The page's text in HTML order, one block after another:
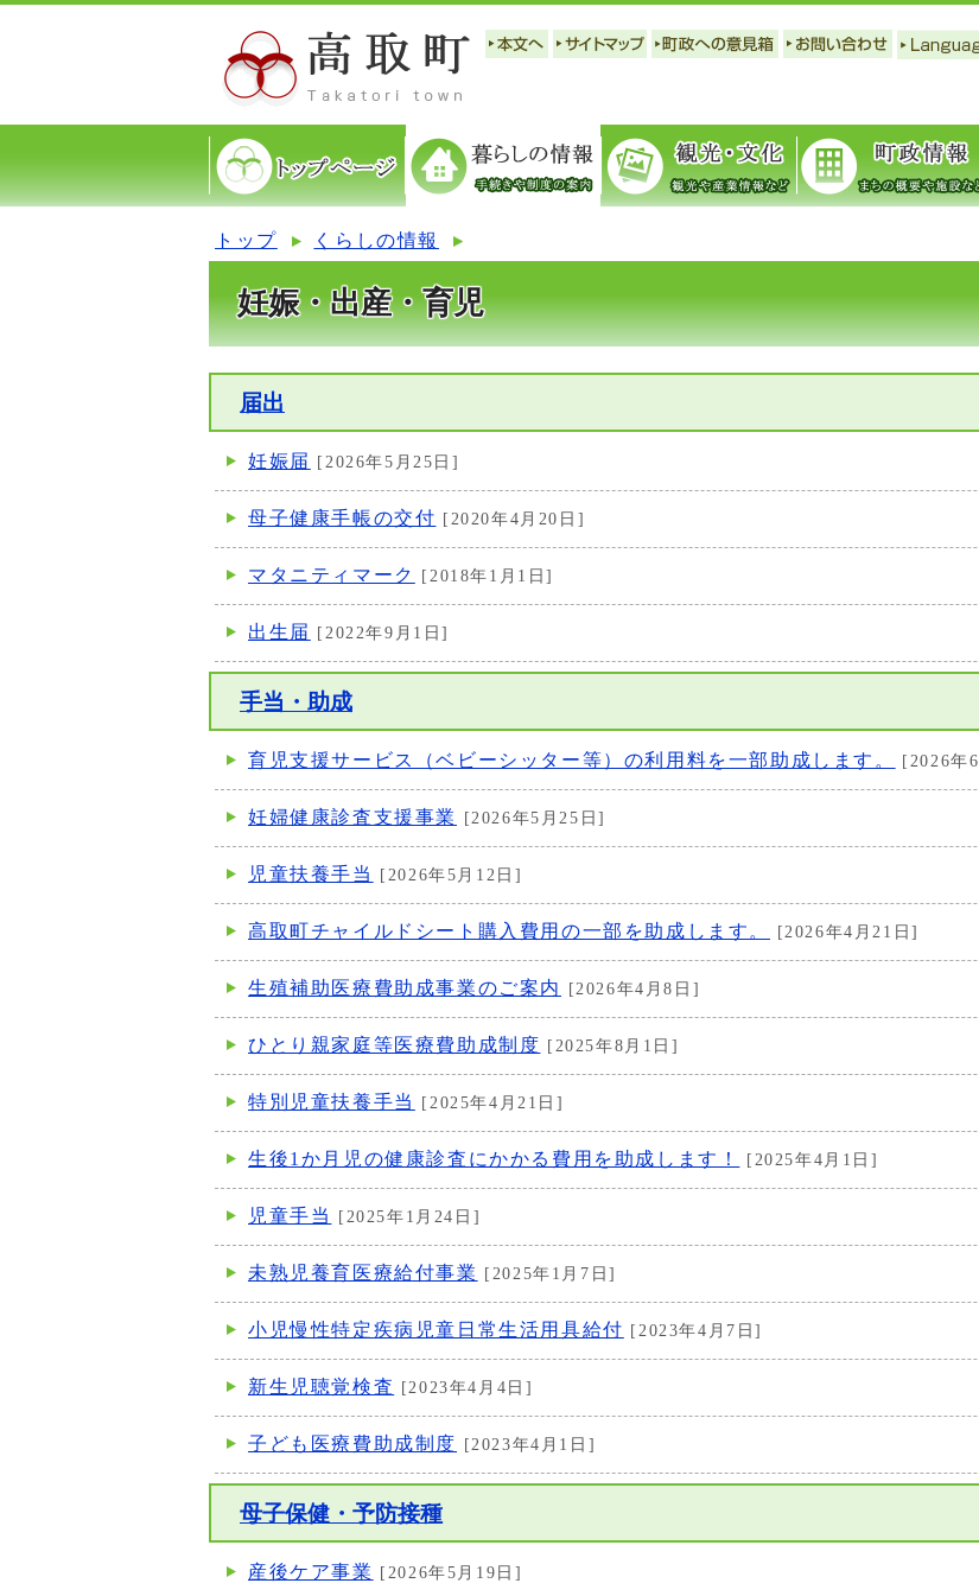
トップ くらしの情報
妊娠・出産・育児
届出
妊娠届 [2026年5月25日]
母子健康手帳の交付 [2020年4月20日]
マタニティマーク [2018年1月1日]
出生届 [2022年9月1日]
手当・助成
育児支援サービス（ベビーシッター等）の利用料を一部助成します。 [2026年
妊婦健康診査支援事業 [2026年5月25日]
児童扶養手当 [2026年5月12日]
高取町チャイルドシート購入費用の一部を助成します。 [2026年4月21日]
生殖補助医療費助成事業のご案内 [2026年4月8日]
ひとり親家庭等医療費助成制度 [2025年8月1日]
特別児童扶養手当 [2025年4月21日]
生後1か月児の健康診査にかかる費用を助成します！ [2025年4月1日]
児童手当 [2025年1月24日]
未熟児養育医療給付事業 [2025年1月7日]
小児慢性特定疾病児童日常生活用具給付 [2023年4月7日]
新生児聴覚検査 [2023年4月4日]
子ども医療費助成制度 [2023年4月1日]
母子保健・予防接種
産後ケア事業 [2026年5月19日]